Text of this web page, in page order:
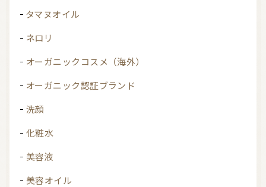
タマヌオイル
ネロリ
オーガニックコスメ（海外）
オーガニック認証ブランド
洗顔
化粧水
美容液
美容オイル